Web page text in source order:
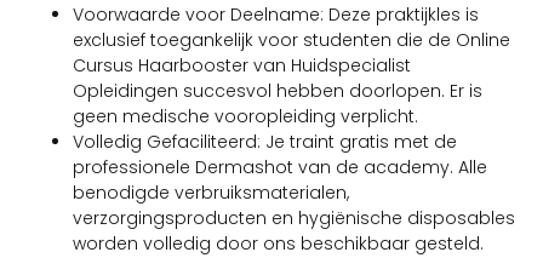
Voorwaarde voor Deelname: Deze praktijkles is
exclusief toegankelijk voor studenten die de Online
Cursus Haarbooster van Huidspecialist
Opleidingen succesvol hebben doorlopen. Er is
geen medische vooropleiding verplicht.
Volledig Gefaciliteerd: Je traint gratis met de
professionele Dermashot van de academy. Alle
benodigde verbruiksmaterialen,
verzorgingsproducten en hygiënische disposables
worden volledig door ons beschikbaar gesteld.